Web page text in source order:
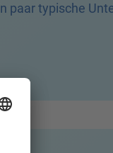
paar typische